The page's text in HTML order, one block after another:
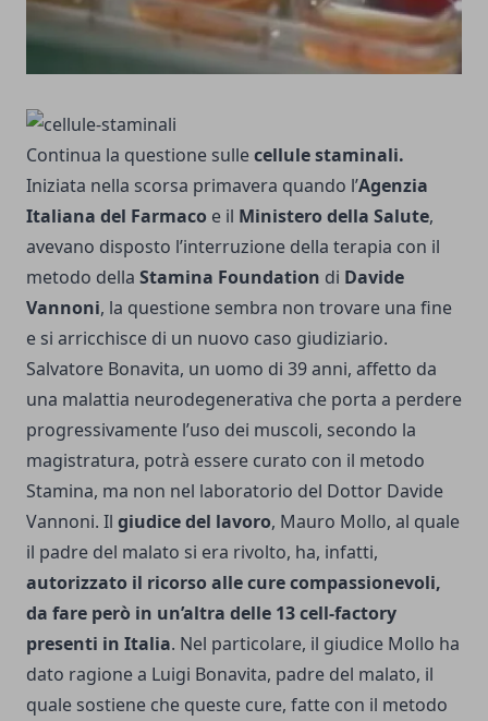
Continua la questione sullecellule staminali.
Iniziata nella scorsa primavera quando l’Agenzia
Italiana del Farmaco e il Ministero della Salute,
avevano disposto l’interruzione della terapia con il
metodo della Stamina Foundation di Davide
Vannoni, la questione sembra non trovare una fine
e si arricchisce di un nuovo caso giudiziario.
Salvatore Bonavita, un uomo di 39 anni, affetto da
una malattia neurodegenerativa che porta a perdere
progressivamente l’uso dei muscoli, secondo la
magistratura, potrà essere curato con il metodo
Stamina, ma non nel laboratorio del Dottor Davide
Vannoni. Il giudice del lavoro, Mauro Mollo, al quale
il padre del malato si era rivolto, ha, infatti,
autorizzato il ricorso alle cure compassionevoli,
da fare però in un’altra delle 13 cell-factory
presenti in Italia. Nel particolare, il giudice Mollo ha
dato ragione a Luigi Bonavita, padre del malato, il
quale sostiene che queste cure, fatte con il metodo